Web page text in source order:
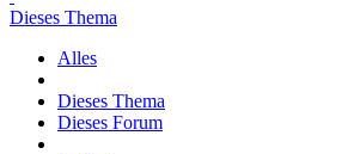
Dieses Thema
Alles
Dieses Thema
Dieses Forum